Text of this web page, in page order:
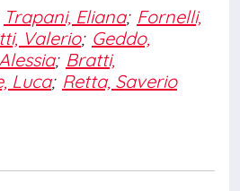
Trapani, Eliana; Fornelli,
Valerio; Geddo,
; Bratti,
Luca; Retta, Saverio